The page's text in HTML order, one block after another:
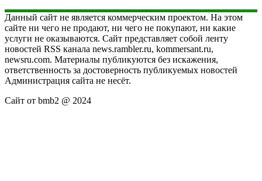
Данный сайт не является коммерческим проектом. На этом
сайте ни чего не продают, ни чего не покупают, ни какие
услуги не оказываются. Сайт представляет собой ленту
новостей RSS канала news.rambler.ru, kommersant.ru,
newsru.com. Материалы публикуются без искажения,
ответственность за достоверность публикуемых новостей
Администрация сайта не несёт.
Сайт от bmb2 @ 2024